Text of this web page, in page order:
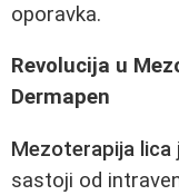
oporavka.
Revolucija u
Dermapen
Mezoterapija lica
sastoji od